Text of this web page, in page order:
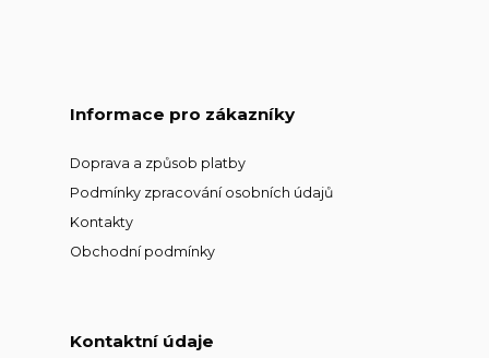
Informace pro zákazníky
Doprava a způsob platby
Podmínky zpracování osobních údajů
Kontakty
Obchodní podmínky
Kontaktní údaje